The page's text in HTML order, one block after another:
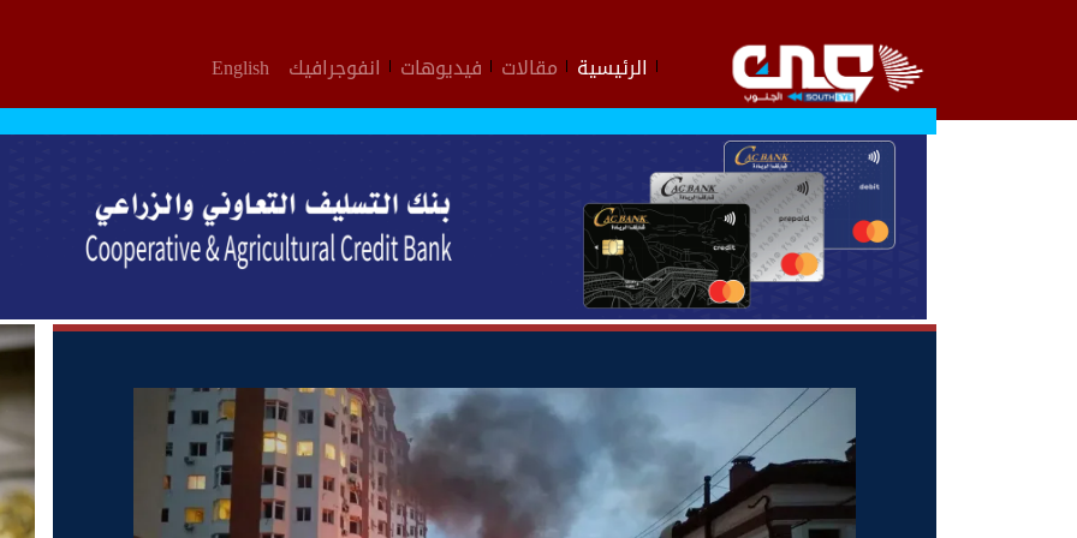
الرئيسية مقالات فيديوهات انفوجرافيك English